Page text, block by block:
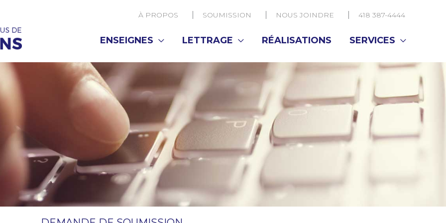
À PROPOS SOUMISSION NOUS JOINDRE 418 387-4444
ENSEIGNES LETTRAGE RÉALISATIONS SERVICES